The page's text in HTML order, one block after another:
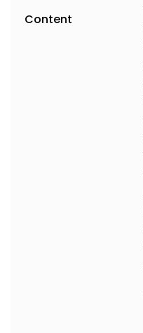
Content